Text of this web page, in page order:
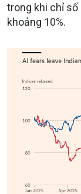
trong khi chỉ
khoảng 10%.